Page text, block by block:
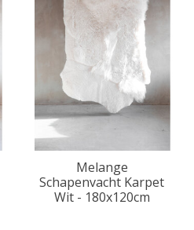
Melange
Schapenvacht Karpet
Wit - 180x120cm